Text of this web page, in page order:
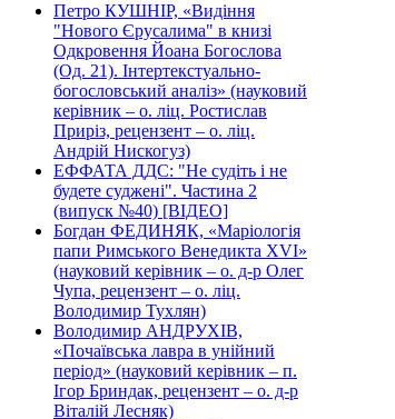
Петро КУШНІР, «Видіння
"Нового Єрусалима" в книзі
Одкровення Йоана Богослова
(Од. 21). Інтертекстуально-
богословський аналіз» (науковий
керівник – о. ліц. Ростислав
Приріз, рецензент – о. ліц.
Андрій Нискогуз)
ЕФФАТА ДДС: "Не судіть і не
будете суджені". Частина 2
(випуск №40) [ВІДЕО]
Богдан ФЕДИНЯК, «Маріологія
папи Римського Венедикта XVI»
(науковий керівник – о. д-р Олег
Чупа, рецензент – о. ліц.
Володимир Тухлян)
Володимир АНДРУХІВ,
«Почаївська лавра в унійний
період» (науковий керівник – п.
Ігор Бриндак, рецензент – о. д-р
Віталій Лесняк)